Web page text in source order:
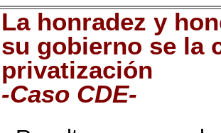
La honradez y
su gobierno se la
privatización
-Caso CDE-